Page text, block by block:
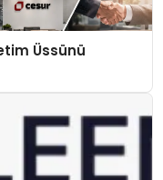
Üssünü